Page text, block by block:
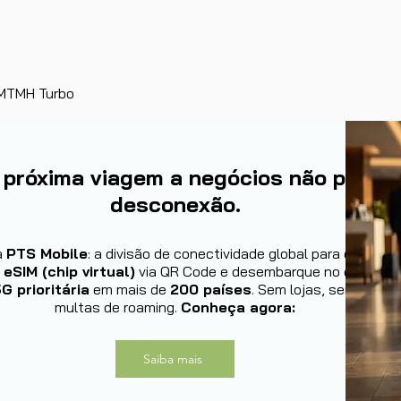
Turbo
viagem a negócios não
desconexão.
PTS Mobile: a divisão de conectividade global para
eSIM (chip virtual)via QR Code e desembarque no exterior
prioritária em mais de 200 países. Sem lojas, sem filas,
multas de roaming. Conheça agora:
Saiba mais